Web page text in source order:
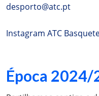
desporto@atc.pt
Instagram ATC
Época 2024/